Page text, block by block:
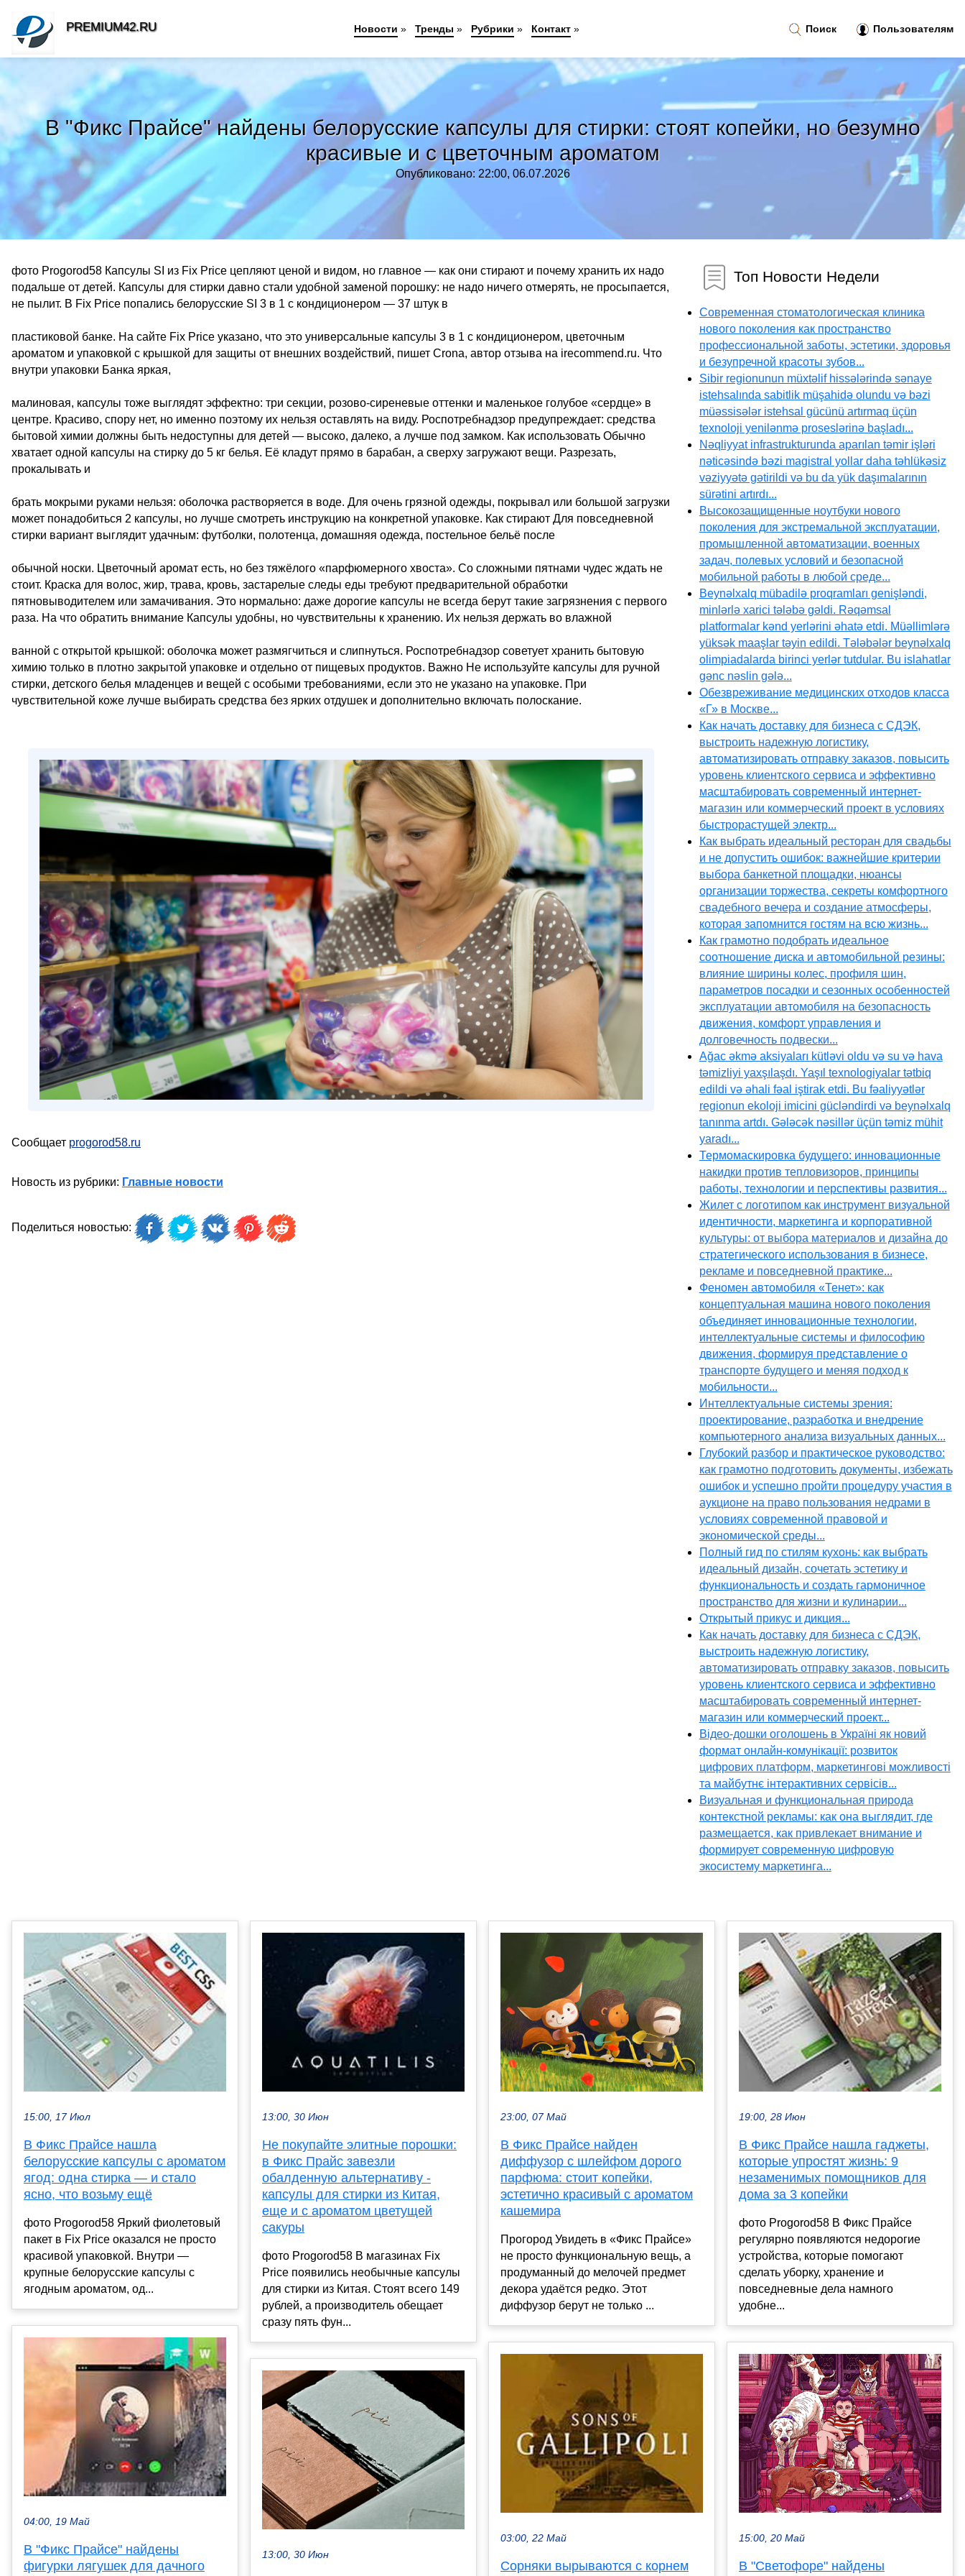
В "Фикс Прайсе" найдены белорусские капсулы для стирки: стоят копейки, но безумно
красивые и с цветочным ароматом
Опубликовано: 22:00, 06.07.2026
фото Progorod58 Капсулы SI из Fix Price цепляют ценой и видом, но главное — как они стирают и почему хранить их надо
подальше от детей. Капсулы для стирки давно стали удобной заменой порошку: не надо ничего отмерять, не просыпается,
не пылит. В Fix Price попались белорусские SI 3 в 1 с кондиционером — 37 штук в
пластиковой банке. На сайте Fix Price указано, что это универсальные капсулы 3 в 1 с кондиционером, цветочным
ароматом и упаковкой с крышкой для защиты от внешних воздействий, пишет Crona, автор отзыва на irecommend.ru. Что
внутри упаковки Банка яркая,
малиновая, капсулы тоже выглядят эффектно: три секции, розово-сиреневые оттенки и маленькое голубое «сердце» в
центре. Красиво, спору нет, но именно поэтому их нельзя оставлять на виду. Роспотребнадзор предупреждает: средства
бытовой химии должны быть недоступны для детей — высоко, далеко, а лучше под замком. Как использовать Обычно
хватает одной капсулы на стирку до 5 кг белья. Её кладут прямо в барабан, а сверху загружают вещи. Разрезать,
прокалывать и
брать мокрыми руками нельзя: оболочка растворяется в воде. Для очень грязной одежды, покрывал или большой загрузки
может понадобиться 2 капсулы, но лучше смотреть инструкцию на конкретной упаковке. Как стирают Для повседневной
стирки вариант выглядит удачным: футболки, полотенца, домашняя одежда, постельное бельё после
обычной носки. Цветочный аромат есть, но без тяжёлого «парфюмерного хвоста». Со сложными пятнами чудес ждать не
стоит. Краска для волос, жир, трава, кровь, застарелые следы еды требуют предварительной обработки
пятновыводителем или замачивания. Это нормально: даже дорогие капсулы не всегда берут такие загрязнения с первого
раза. На что обратить внимание Капсулы удобны, но чувствительны к хранению. Их нельзя держать во влажной
ванной с открытой крышкой: оболочка может размягчиться и слипнуться. Роспотребнадзор советует хранить бытовую
химию только в плотно закрытой упаковке и отдельно от пищевых продуктов. Важно Не используйте капсулы для ручной
стирки, детского белья младенцев и вещей с особыми требованиями, если это не указано на упаковке. При
чувствительной коже лучше выбирать средства без ярких отдушек и дополнительно включать полоскание.
Сообщает progorod58.ru
Новость из рубрики: Главные новости
Поделиться новостью:
Топ Новости Недели
Современная стоматологическая клиника
нового поколения как пространство
профессиональной заботы, эстетики, здоровья
и безупречной красоты зубов...
Sibir regionunun müxtəlif hissələrində sənaye
istehsalında sabitlik müşahidə olundu və bəzi
müəssisələr istehsal gücünü artırmaq üçün
texnoloji yenilənmə proseslərinə başladı...
Nəqliyyat infrastrukturunda aparılan təmir işləri
nəticəsində bəzi magistral yollar daha təhlükəsiz
vəziyyətə gətirildi və bu da yük daşımalarının
sürətini artırdı...
Высокозащищенные ноутбуки нового
поколения для экстремальной эксплуатации,
промышленной автоматизации, военных
задач, полевых условий и безопасной
мобильной работы в любой среде...
Beynəlxalq mübadilə proqramları genişləndi,
minlərlə xarici tələbə gəldi. Rəqəmsal
platformalar kənd yerlərini əhatə etdi. Müəllimlərə
yüksək maaşlar təyin edildi. Tələbələr beynəlxalq
olimpiadalarda birinci yerlər tutdular. Bu islahatlar
gənc nəslin gələ...
Обезвреживание медицинских отходов класса
«Г» в Москве...
Как начать доставку для бизнеса с СДЭК,
выстроить надежную логистику,
автоматизировать отправку заказов, повысить
уровень клиентского сервиса и эффективно
масштабировать современный интернет-
магазин или коммерческий проект в условиях
быстрорастущей электр...
Как выбрать идеальный ресторан для свадьбы
и не допустить ошибок: важнейшие критерии
выбора банкетной площадки, нюансы
организации торжества, секреты комфортного
свадебного вечера и создание атмосферы,
которая запомнится гостям на всю жизнь...
Как грамотно подобрать идеальное
соотношение диска и автомобильной резины:
влияние ширины колес, профиля шин,
параметров посадки и сезонных особенностей
эксплуатации автомобиля на безопасность
движения, комфорт управления и
долговечность подвески...
Ağac əkmə aksiyaları kütləvi oldu və su və hava
təmizliyi yaxşılaşdı. Yaşıl texnologiyalar tətbiq
edildi və əhali fəal iştirak etdi. Bu fəaliyyətlər
regionun ekoloji imicini gücləndirdi və beynəlxalq
tanınma artdı. Gələcək nəsillər üçün təmiz mühit
yaradı...
Термомаскировка будущего: инновационные
накидки против тепловизоров, принципы
работы, технологии и перспективы развития...
Жилет с логотипом как инструмент визуальной
идентичности, маркетинга и корпоративной
культуры: от выбора материалов и дизайна до
стратегического использования в бизнесе,
рекламе и повседневной практике...
Феномен автомобиля «Тенет»: как
концептуальная машина нового поколения
объединяет инновационные технологии,
интеллектуальные системы и философию
движения, формируя представление о
транспорте будущего и меняя подход к
мобильности...
Интеллектуальные системы зрения:
проектирование, разработка и внедрение
компьютерного анализа визуальных данных...
Глубокий разбор и практическое руководство:
как грамотно подготовить документы, избежать
ошибок и успешно пройти процедуру участия в
аукционе на право пользования недрами в
условиях современной правовой и
экономической среды...
Полный гид по стилям кухонь: как выбрать
идеальный дизайн, сочетать эстетику и
функциональность и создать гармоничное
пространство для жизни и кулинарии...
Открытый прикус и дикция...
Как начать доставку для бизнеса с СДЭК,
выстроить надежную логистику,
автоматизировать отправку заказов, повысить
уровень клиентского сервиса и эффективно
масштабировать современный интернет-
магазин или коммерческий проект...
Відео-дошки оголошень в Україні як новий
формат онлайн-комунікації: розвиток
цифрових платформ, маркетингові можливості
та майбутнє інтерактивних сервісів...
Визуальная и функциональная природа
контекстной рекламы: как она выглядит, где
размещается, как привлекает внимание и
формирует современную цифровую
экосистему маркетинга...
15:00, 17 Июл
В Фикс Прайсе нашла
белорусские капсулы с ароматом
ягод: одна стирка — и стало
ясно, что возьму ещё
фото Progorod58 Яркий фиолетовый
пакет в Fix Price оказался не просто
красивой упаковкой. Внутри —
крупные белорусские капсулы с
ягодным ароматом, од...
04:00, 19 Май
В "Фикс Прайсе" найдены
фигурки лягушек для дачного
13:00, 30 Июн
Не покупайте элитные порошки:
в Фикс Прайс завезли
обалденную альтернативу -
капсулы для стирки из Китая,
еще и с ароматом цветущей
сакуры
фото Progorod58 В магазинах Fix
Price появились необычные капсулы
для стирки из Китая. Стоят всего 149
рублей, а производитель обещает
сразу пять фун...
13:00, 30 Июн
23:00, 07 Май
В Фикс Прайсе найден
диффузор с шлейфом дорого
парфюма: стоит копейки,
эстетично красивый с ароматом
кашемира
Прогород Увидеть в «Фикс Прайсе»
не просто функциональную вещь, а
продуманный до мелочей предмет
декора удаётся редко. Этот
диффузор берут не только ...
03:00, 22 Май
Сорняки вырываются с корнем
19:00, 28 Июн
В Фикс Прайсе нашла гаджеты,
которые упростят жизнь: 9
незаменимых помощников для
дома за 3 копейки
фото Progorod58 В Фикс Прайсе
регулярно появляются недорогие
устройства, которые помогают
сделать уборку, хранение и
повседневные дела намного
удобне...
15:00, 20 Май
В "Светофоре" найдены
Поиск Пользователям
PREMIUM42.RU Новости » Тренды » Рубрики » Контакт »